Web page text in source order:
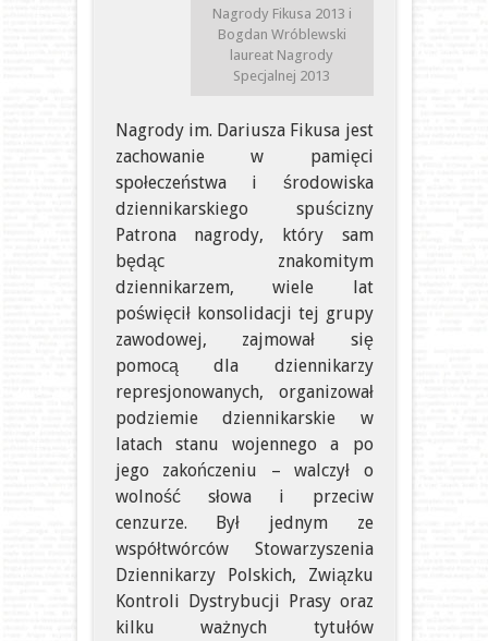
Nagrody Fikusa 2013 i
Bogdan Wróblewski
laureat Nagrody
Specjalnej 2013
Nagrody im. Dariusza Fikusa jest
zachowanie w pamięci
społeczeństwa i środowiska
dziennikarskiego spuścizny
Patrona nagrody, który sam
będąc znakomitym
dziennikarzem, wiele lat
poświęcił konsolidacji tej grupy
zawodowej, zajmował się
pomocą dla dziennikarzy
represjonowanych, organizował
podziemie dziennikarskie w
latach stanu wojennego a po
jego zakończeniu – walczył o
wolność słowa i przeciw
cenzurze. Był jednym ze
współtwórców Stowarzyszenia
Dziennikarzy Polskich, Związku
Kontroli Dystrybucji Prasy oraz
kilku ważnych tytułów